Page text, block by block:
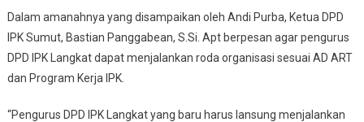
Dalam amanahnya yang disampaikan oleh Andi Purba, Ketua DPD
IPK Sumut, Bastian Panggabean, S.Si. Apt berpesan agar pengurus
DPD IPK Langkat dapat menjalankan roda organisasi sesuai AD ART
dan Program Kerja IPK.
“Pengurus DPD IPK Langkat yang baru harus lansung menjalankan